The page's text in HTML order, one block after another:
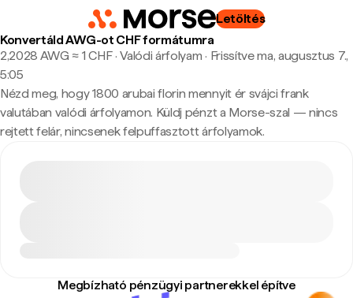
Letöltés
Konvertáld AWG-ot CHF formátumra
2,2028 AWG ≈ 1 CHF · Valódi árfolyam · Frissítve ma, augusztus 7.,
5:05
Nézd meg, hogy 1800 arubai florin mennyit ér svájci frank
valutában valódi árfolyamon. Küldj pénzt a Morse-szal — nincs
rejtett felár, nincsenek felpuffasztott árfolyamok.
Megbízható pénzügyi partnerekkel építve